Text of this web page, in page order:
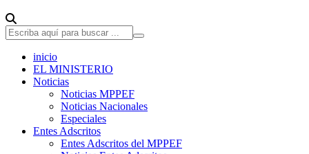
inicio
EL MINISTERIO
Noticias
Noticias MPPEF
Noticias Nacionales
Especiales
Entes Adscritos
Entes Adscritos del MPPEF